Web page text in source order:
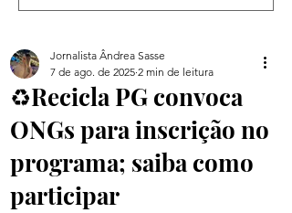
♻️Recicla PG convoca
ONGs para inscrição no
programa; saiba como
participar
Jornalista Ândrea Sasse
7 de ago. de 2025 2 min de leitura